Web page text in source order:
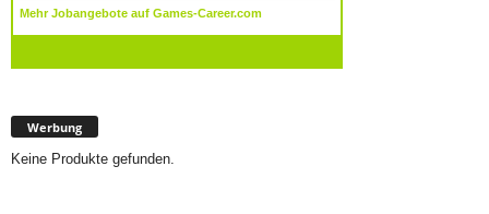
Werbung
Keine Produkte gefunden.